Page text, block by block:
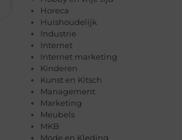
Horeca
Huishoudelijk
Industrie
Internet
Internet marketing
Kinderen
Kunst en Kitsch
Management
Marketing
Meubels
MKB
Mode en Kleding